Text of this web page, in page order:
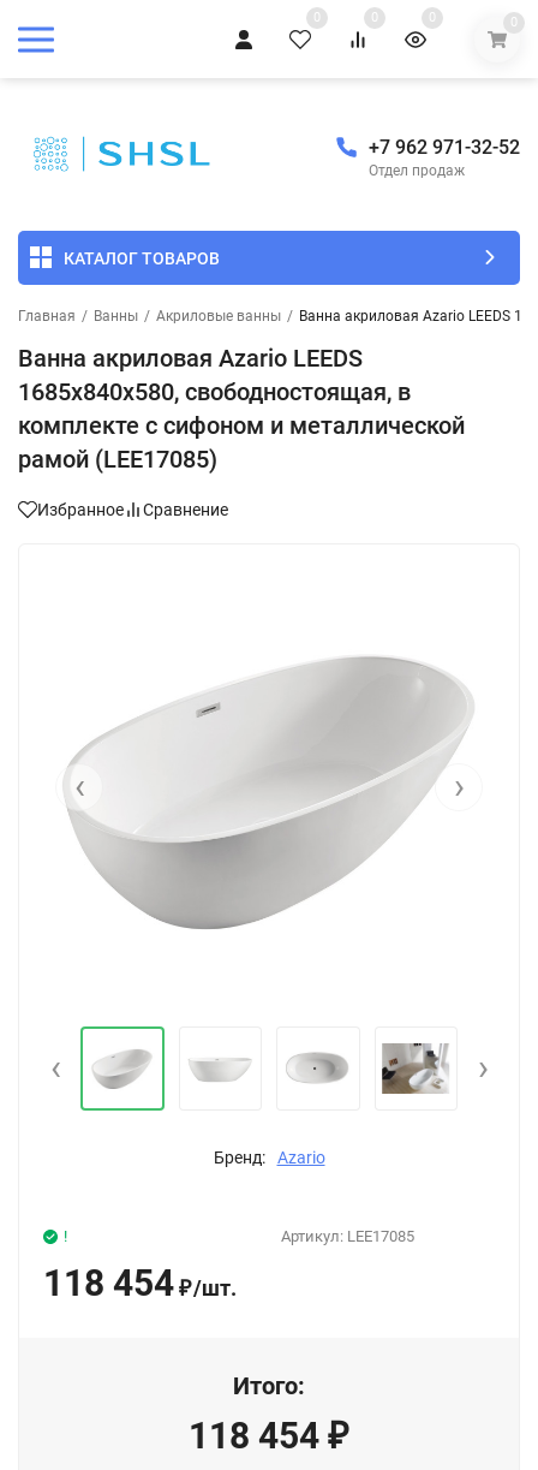
0 0 0 0
+7 962 971-32-52
Отдел продаж
КАТАЛОГ ТОВАРОВ
Главная / Ванны / Акриловые ванны / Ванна акриловая Azario LEEDS
Ванна акриловая Azario LEEDS
1685х840х580, свободностоящая, в
комплекте с сифоном и металлической
рамой (LEE17085)
Избранное Сравнение
‹ ›
‹ ›
Бренд: Azario
Артикул: LEE17085
!
118 454 ₽/шт.
Итого:
118 454 ₽